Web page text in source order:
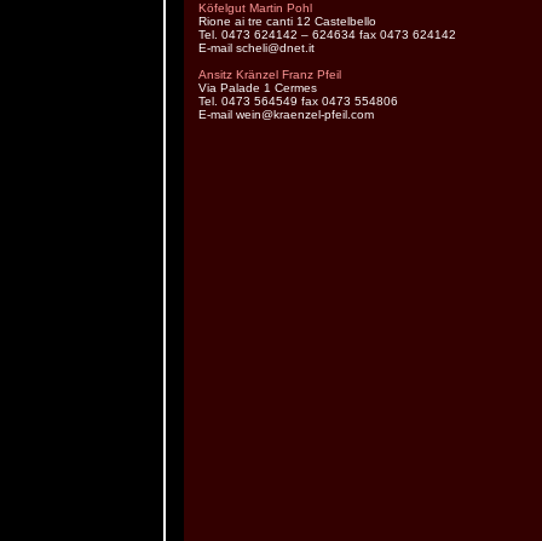
Köfelgut Martin Pohl
Rione ai tre canti 12 Castelbello
Tel. 0473 624142 – 624634 fax 0473 624142
E-mail scheli@dnet.it
Ansitz Kränzel Franz Pfeil
Via Palade 1 Cermes
Tel. 0473 564549 fax 0473 554806
E-mail wein@kraenzel-pfeil.com